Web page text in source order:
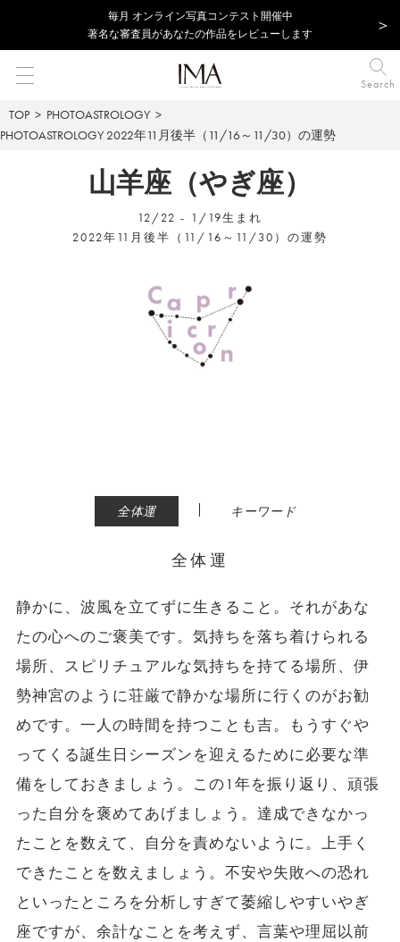
毎⽉ オンライン写真コンテスト開催中
著名な審査員があなたの作品をレビューします
Search
TOP
PHOTOASTROLOGY
PHOTOASTROLOGY 2022年11月後半（11/16～11/30）の運勢
山羊座（やぎ座）
12/22 - 1/19生まれ
2022年11月後半（11/16～11/30）の運勢
全体運 | キーワード
全体運
静かに、波風を立てずに生きること。それがあな
たの心へのご褒美です。気持ちを落ち着けられる
場所、スピリチュアルな気持ちを持てる場所、伊
勢神宮のように荘厳で静かな場所に行くのがお勧
めです。一人の時間を持つことも吉。もうすぐや
ってくる誕生日シーズンを迎えるために必要な準
備をしておきましょう。この1年を振り返り、頑張
った自分を褒めてあげましょう。達成できなかっ
たことを数えて、自分を責めないように。上手く
できたことを数えましょう。不安や失敗への恐れ
といったところを分析しすぎて萎縮しやすいやぎ
座ですが、余計なことを考えず、言葉や理屈以前